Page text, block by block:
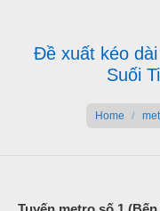
Đề xuất kéo
Suối
Home